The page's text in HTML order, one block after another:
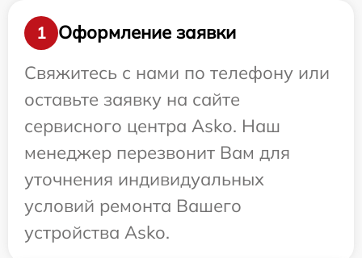
1
Оформление заявки
Свяжитесь с нами по телефону или
оставьте заявку на сайте
сервисного центра Asko. Наш
менеджер перезвонит Вам для
уточнения индивидуальных
условий ремонта Вашего
устройства Asko.